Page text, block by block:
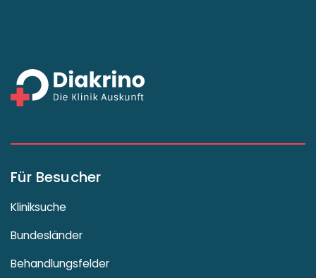
Für Besucher
Kliniksuche
Bundesländer
Behandlungsfelder